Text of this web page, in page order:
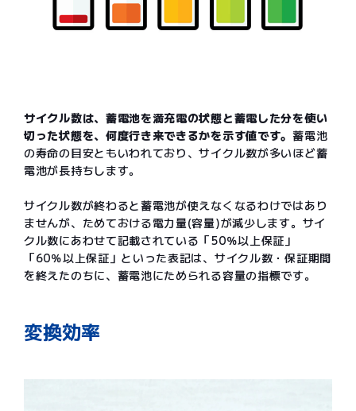
サイクル数は、蓄電池を満充電の状態と蓄電した分を使い
切った状態を、何度行き来できるかを示す値です。蓄電池
の寿命の目安ともいわれており、サイクル数が多いほど蓄
電池が長持ちします。
サイクル数が終わると蓄電池が使えなくなるわけではあり
ませんが、ためておける電力量(容量)が減少します。サイ
クル数にあわせて記載されている「50％以上保証」
「60％以上保証」といった表記は、サイクル数・保証期間
を終えたのちに、蓄電池にためられる容量の指標です。
変換効率